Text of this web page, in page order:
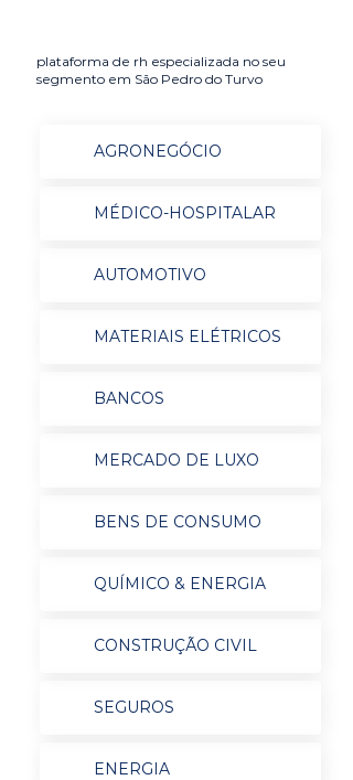
plataforma de rh especializada no seu
segmento em São Pedro do Turvo
AGRONEGÓCIO
MÉDICO-HOSPITALAR
AUTOMOTIVO
MATERIAIS ELÉTRICOS
BANCOS
MERCADO DE LUXO
BENS DE CONSUMO
QUÍMICO & ENERGIA
CONSTRUÇÃO CIVIL
SEGUROS
ENERGIA